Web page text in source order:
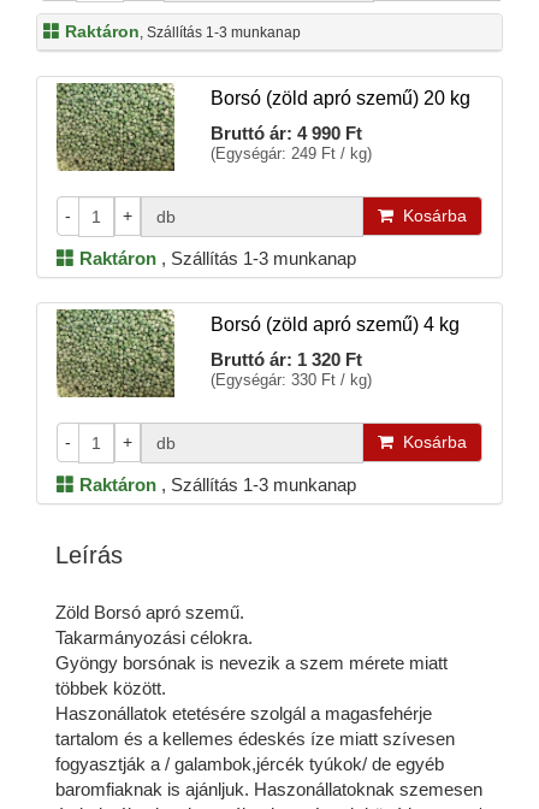
Raktáron , Szállítás 1-3 munkanap
Borsó (zöld apró szemű) 20 kg
Bruttó ár: 4 990 Ft
(Egységár: 249 Ft / kg)
- + db Kosárba
Raktáron , Szállítás 1-3 munkanap
Borsó (zöld apró szemű) 4 kg
Bruttó ár: 1 320 Ft
(Egységár: 330 Ft / kg)
- + db Kosárba
Raktáron , Szállítás 1-3 munkanap
Leírás
Zöld Borsó apró szemű.
Takarmányozási célokra.
Gyöngy borsónak is nevezik a szem mérete miatt
többek között.
Haszonállatok etetésére szolgál a magasfehérje
tartalom és a kellemes édeskés íze miatt szívesen
fogyasztják a / galambok,jércék tyúkok/ de egyéb
baromfiaknak is ajánljuk. Haszonállatoknak szemesen